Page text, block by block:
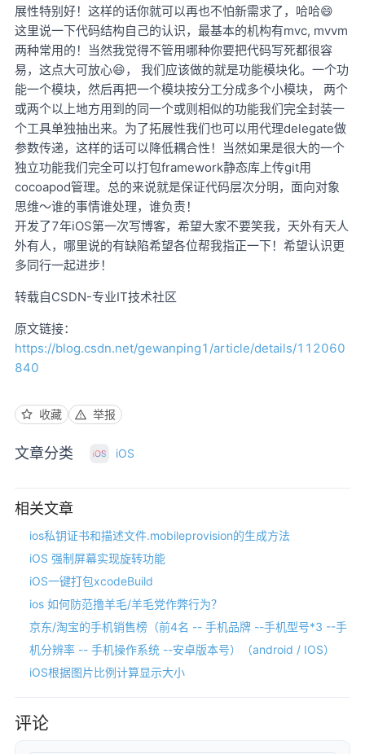
展性特别好！这样的话你就可以再也不怕新需求了，哈哈😄
这里说一下代码结构自己的认识，最基本的机构有mvc, mvvm
两种常用的！当然我觉得不管用哪种你要把代码写死都很容
易，这点大可放心😄， 我们应该做的就是功能模块化。一个功
能一个模块，然后再把一个模块按分工分成多个小模块， 两个
或两个以上地方用到的同一个或则相似的功能我们完全封装一
个工具单独抽出来。为了拓展性我们也可以用代理delegate做
参数传递，这样的话可以降低耦合性！当然如果是很大的一个
独立功能我们完全可以打包framework静态库上传git用
cocoapod管理。总的来说就是保证代码层次分明，面向对象
思维～谁的事情谁处理，谁负责！
开发了7年iOS第一次写博客，希望大家不要笑我，天外有天人
外有人，哪里说的有缺陷希望各位帮我指正一下！希望认识更
多同行一起进步！
转载自CSDN-专业IT技术社区
原文链接：
https://blog.csdn.net/gewanping1/article/details/112060
840
收藏 举报
文章分类 iOS
相关文章
ios私钥证书和描述文件.mobileprovision的生成方法
iOS 强制屏幕实现旋转功能
iOS一键打包xcodeBuild
ios 如何防范撸羊毛/羊毛党作弊行为？
京东/淘宝的手机销售榜（前4名 -- 手机品牌 --手机型号*3 --手
机分辨率 -- 手机操作系统 --安卓版本号）（android / IOS）
iOS根据图片比例计算显示大小
评论